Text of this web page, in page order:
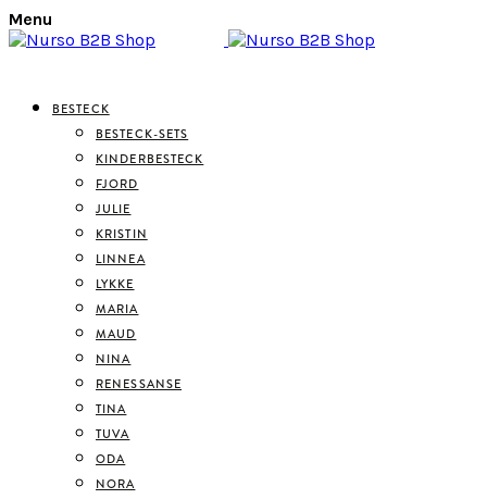
Menu
BESTECK
BESTECK-SETS
KINDERBESTECK
FJORD
JULIE
KRISTIN
LINNEA
LYKKE
MARIA
MAUD
NINA
RENESSANSE
TINA
TUVA
ODA
NORA